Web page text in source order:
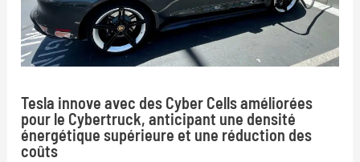
Tesla innove avec des Cyber Cells améliorées
pour le Cybertruck, anticipant une densité
énergétique supérieure et une réduction des
coûts